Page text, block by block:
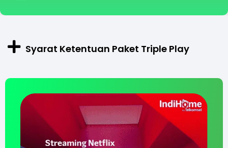
Syarat Ketentuan Paket Triple Play